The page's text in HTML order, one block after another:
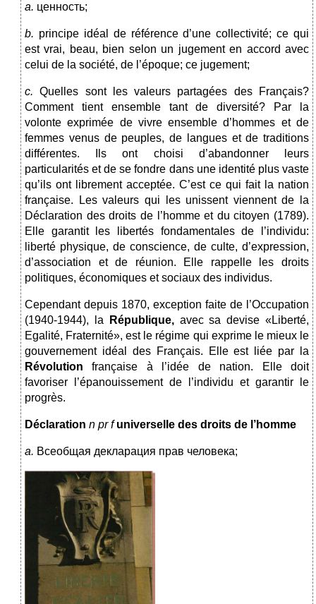
a. ценность;
b. principe idéal de référence d’une collectivité; ce qui
est vrai, beau, bien selon un jugement en accord avec
celui de la société, de l’époque; ce jugement;
c.Quelles sont les valeurs partagées des Français?
Comment tient ensemble tant de diversité? Par la
volonte exprimée de vivre ensemble d’hommes et de
femmes venus de peuples, de langues et de tra­ditions
différentes. Ils ont choisi d’abandonner leurs
particularités et de se fondre dans une identité plus vaste
qu’ils ont librement acceptée. C’est ce qui fait la nation
française. Les valeurs qui les unissent viennent de la
Déclaration des droits de l’homme et du citoyen (1789).
Elle garantit les libertés fondamentales de l’individu:
liberté physique, de conscience, de culte, d’expression,
d’association et de réunion. Elle rappelle les droits
politiques, économiques et sociaux des individus.
Cependant depuis 1870, exception faite de l’Occupation
(1940-1944), la
République, avec sa devise «Liberté,
Egalité, Fraternité», est le régime qui exprime le mieux le
gouvernement idéal des Français. Elle est liéе par la
Révolutionfrançaise
à l’idée de nation. Elle doit
favoriser l’épanouissement de l’individu et garantir le
progrès.
Déclaration n pr funiverselle des droits de l’homme
a. Всеобщая декларация прав человека;